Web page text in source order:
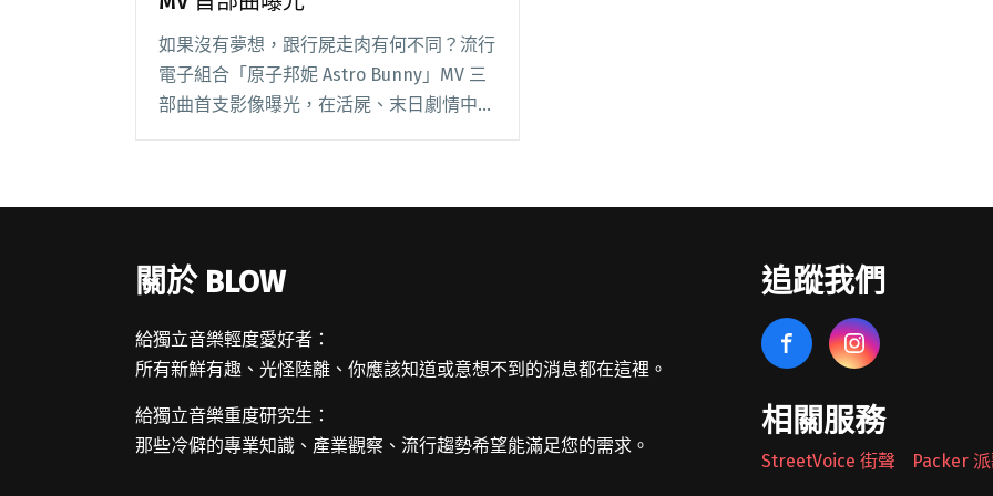
如果沒有夢想，跟行屍走肉有何不同？流行
電子組合「原子邦妮 Astro Bunny」MV 三
部曲首支影像曝光，在活屍、末日劇情中，
反映現實人性與真實生活！ 為準備預計於
關於 BLOW
給獨立音樂輕度愛好者：
所有新鮮有趣、光怪陸離、你應該知道或意想不到的消息都在這裡。
給獨立音樂重度研究生：
那些冷僻的專業知識、產業觀察、流行趨勢希望能滿足您的需求。
追蹤我們
相關服務
StreetVoice 街聲 Packer